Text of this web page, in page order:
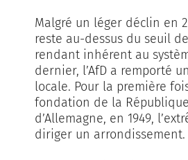
Malgré un léger déclin en
reste au-dessus du seuil
rendant inhérent au
dernier, l’AfD a remporté
locale. Pour la première
fondation de la
d’Allemagne, en 1949,
diriger un arrondissement.